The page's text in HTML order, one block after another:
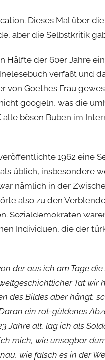
Dieses Mal über
aber die Selbstkritik
Hälfte der 60er Jahre
verfaßt und
von Goethes Frau
googeln, was die
alle bösen Buben im
1962 eine
üblich, insbesondere
nämlich in der
also zu den
Sozialdemokraten
Individuen, die der
der aus ich am Tage
Tat wir
des Bildes aber hängt,
ein rot-güldenes
Jahre alt, lag ich als
mich, wie unsagbar
wie falsch es in der